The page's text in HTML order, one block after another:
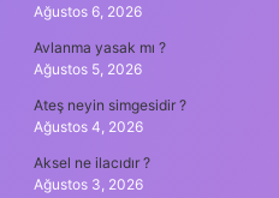
Ağustos 6, 2026
Avlanma yasak mı ?
Ağustos 5, 2026
Ateş neyin simgesidir ?
Ağustos 4, 2026
Aksel ne ilacıdır ?
Ağustos 3, 2026